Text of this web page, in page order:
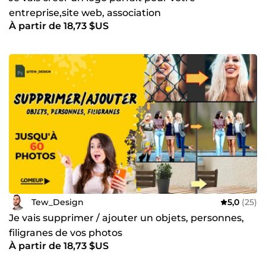
entreprise,site web, association
À partir de 18,73 $US
Tew_Design 5,0 (25)
Je vais supprimer / ajouter un objets, personnes,
filigranes de vos photos
À partir de 18,73 $US